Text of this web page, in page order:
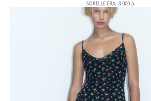
SORELLE ERA, 8 000 p.